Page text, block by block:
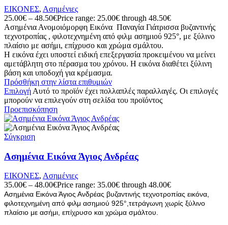
ΕΙΚΟΝΕΣ, Ασημένιες
25.00€ – 48.50€Price range: 25.00€ through 48.50€
Ασημένια Ανομοιόμορφη Εικόνα Παναγία Γιάτρισσα βυζαντινής
τεχνοτροπίας , φιλοτεχνημένη από φιλμ ασημιού 925°, με ξύλινο
πλαίσιο με ασήμι, επίχρυσο και χρώμα σμάλτου.
Η εικόνα έχει υποστεί ειδική επεξεργασία προκειμένου να μείνει
αμετάβλητη στο πέρασμα του χρόνου. Η εικόνα διαθέτει ξύλινη
βάση και υποδοχή για κρέμασμα.
Πρόσθήκη στην λίστα επιθυμιών
Επιλογή Αυτό το προϊόν έχει πολλαπλές παραλλαγές. Οι επιλογές
μπορούν να επιλεγούν στη σελίδα του προϊόντος
Προεπισκόπηση
Σύγκριση
Ασημένια Εικόνα Άγιος Ανδρέας
ΕΙΚΟΝΕΣ, Ασημένιες
35.00€ – 48.00€Price range: 35.00€ through 48.00€
Ασημένια Εικόνα Άγιος Ανδρέας βυζαντινής τεχνοτροπίας εικόνα,
φιλοτεχνημένη από φιλμ ασημιού 925°,τετράγωνη χωρίς ξύλινο
πλαίσιο με ασήμι, επίχρυσο και χρώμα σμάλτου.